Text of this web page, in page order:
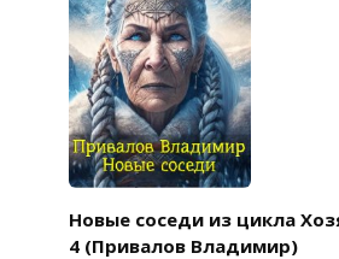
Новые соседи из цикла
4 (Привалов Владимир)